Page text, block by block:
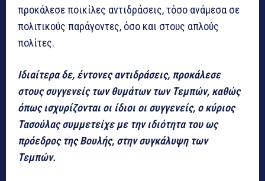
προκάλεσε ποικίλες αντιδράσεις, τόσο ανάμεσα σε
πολιτικούς παράγοντες, όσο και στους απλούς
πολίτες.
Ιδιαίτερα δε, έντονες αντιδράσεις, προκάλεσε
στους συγγενείς των θυμάτων των Τεμπών, καθώς
όπως ισχυρίζονται οι ίδιοι οι συγγενείς, ο κύριος
Τασούλας συμμετείχε με την ιδιότητα του ως
πρόεδρος της Βουλής, στην συγκάλυψη των
Τεμπών.